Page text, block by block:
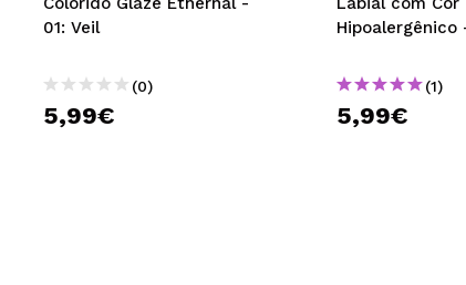
01: Veil
(0)
5,99€
Hipoalergênico
(1)
5,99€